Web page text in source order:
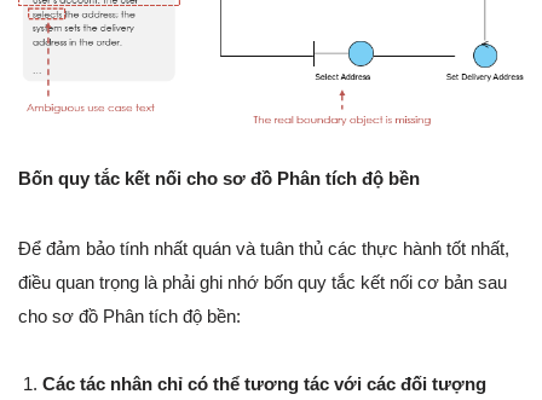
Bốn quy tắc kết nối cho sơ đồ Phân tích độ bền
Để đảm bảo tính nhất quán và tuân thủ các thực hành tốt nhất,
điều quan trọng là phải ghi nhớ bốn quy tắc kết nối cơ bản sau
cho sơ đồ Phân tích độ bền:
Các tác nhân chỉ có thể tương tác với các đối tượng